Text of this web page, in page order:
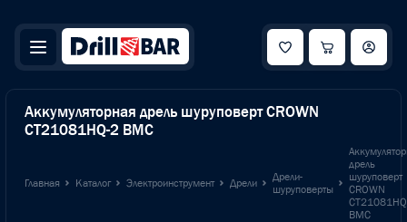
Аккумуляторная дрель шуруповерт CROWN
CT21081HQ-2 BMC
Главная Каталог Электроинструмент Дрели
Дрели-
шуруповерты
дрель
шуруповерт
CROWN
BMC